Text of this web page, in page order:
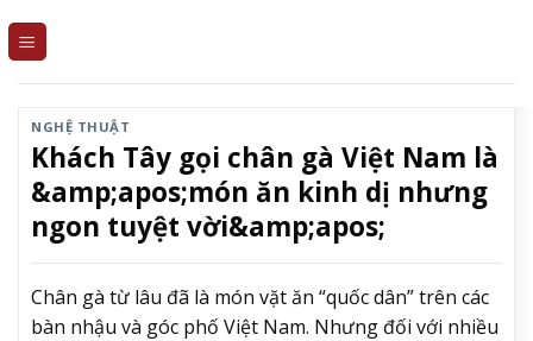
NGHỆ THUẬT
Khách Tây gọi chân gà Việt Nam là
&amp;apos;món ăn kinh dị nhưng
ngon tuyệt vời&amp;apos;
Chân gà từ lâu đã là món vặt ăn “quốc dân” trên các
bàn nhậu và góc phố Việt Nam. Nhưng đối với nhiều